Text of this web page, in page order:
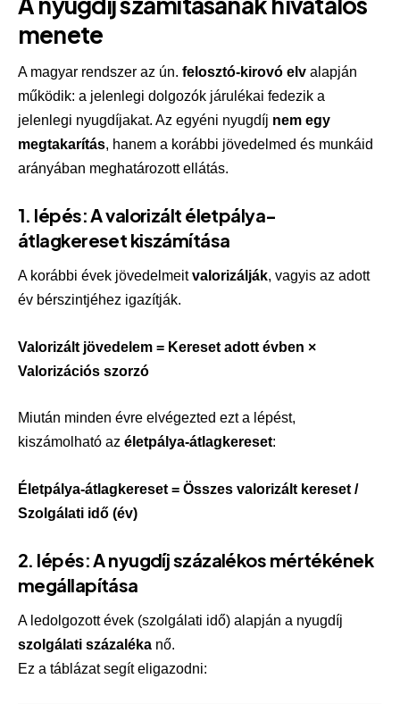
menete
A magyar rendszer az ún. felosztó-kirovó elv alapján
működik: a jelenlegi dolgozók járulékai fedezik a
jelenlegi nyugdíjakat. Az egyéni nyugdíj nem egy
megtakarítás, hanem a korábbi jövedelmed és munkáid
arányában meghatározott ellátás.
1. lépés: A valorizált életpálya-
átlagkereset kiszámítása
A korábbi évek jövedelmeitvalorizálják, vagyis az adott
év bérszintjéhez igazítják.
Valorizált jövedelem = Kereset adott évben ×
Valorizációs szorzó
Miután minden évre elvégezted ezt a lépést,
kiszámolható az életpálya-átlagkereset:
Életpálya-átlagkereset = Összes valorizált kereset /
Szolgálati idő (év)
2. lépés: A nyugdíj százalékos mértékének
megállapítása
A ledolgozott évek (szolgálati idő) alapján a nyugdíj
szolgálati százaléka nő.
Ez a táblázat segít eligazodni: